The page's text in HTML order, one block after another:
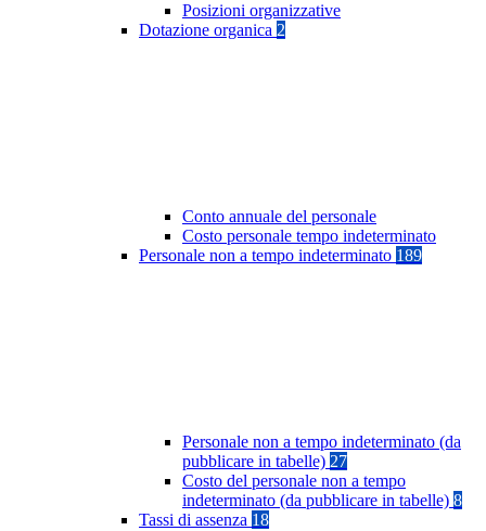
Posizioni organizzative
Dotazione organica 2
Conto annuale del personale
Costo personale tempo indeterminato
Personale non a tempo indeterminato 189
Personale non a tempo indeterminato (da
pubblicare in tabelle) 27
Costo del personale non a tempo
indeterminato (da pubblicare in tabelle) 8
Tassi di assenza 18